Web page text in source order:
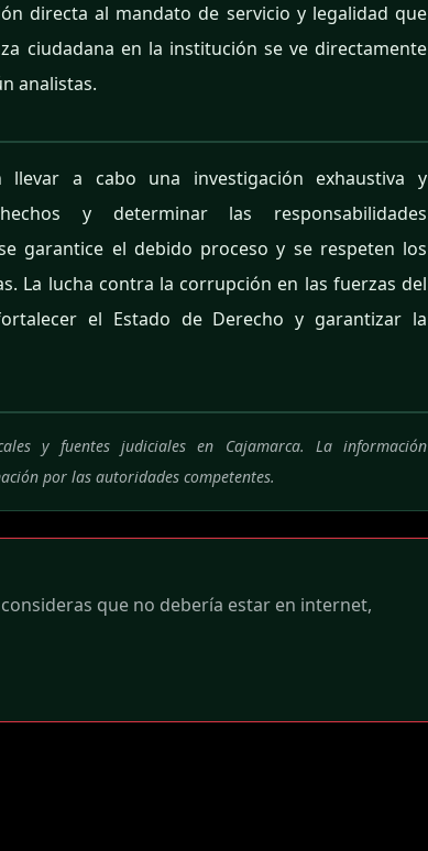
directa al mandato de servicio y legalidad que
ciudadana en la institución se ve directamente
analistas.
llevar a cabo una investigación exhaustiva y
y determinar las responsabilidades
garantice el debido proceso y se respeten los
La lucha contra la corrupción en las fuerzas del
el Estado de Derecho y garantizar la
y fuentes judiciales en Cajamarca. La información
por las autoridades competentes.
que no debería estar en internet,